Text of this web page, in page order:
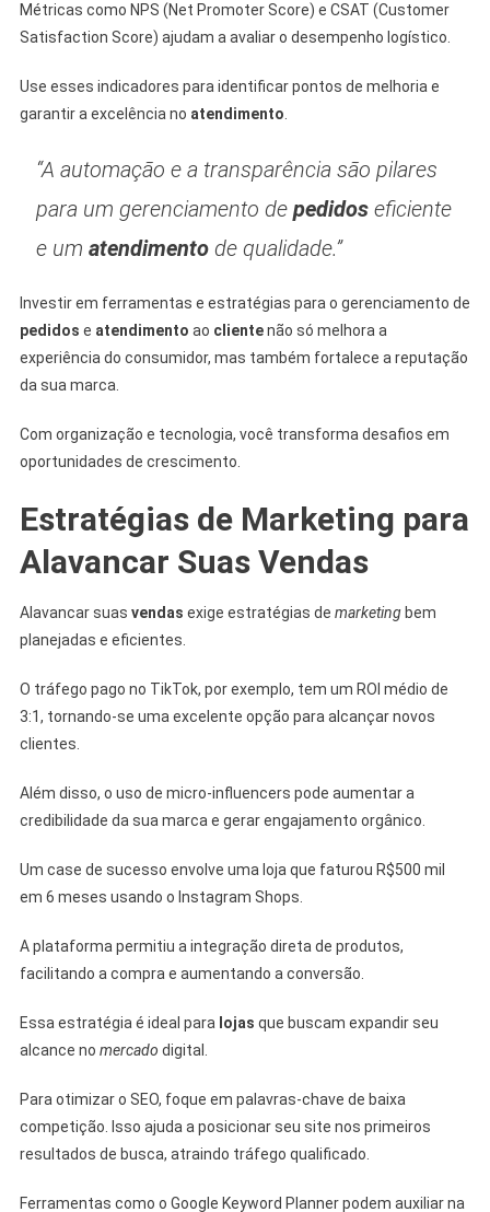
Métricas como NPS (Net Promoter Score) e CSAT (Customer
Satisfaction Score) ajudam a avaliar o desempenho logístico.
Use esses indicadores para identificar pontos de melhoria e
garantir a excelência no atendimento.
“A automação e a transparência são pilares
para um gerenciamento de pedidoseficiente
e um atendimentode qualidade.”
Investir em ferramentas e estratégias para o gerenciamento de
pedidos e atendimento ao clientenão só melhora a
experiência do consumidor, mas também fortalece a reputação
da sua marca.
Com organização e tecnologia, você transforma desafios em
oportunidades de crescimento.
Estratégias de Marketing para
Alavancar Suas Vendas
Alavancar suas vendas exige estratégias de marketingbem
planejadas e eficientes.
O tráfego pago no TikTok, por exemplo, tem um ROI médio de
3:1, tornando-se uma excelente opção para alcançar novos
clientes.
Além disso, o uso de micro-influencers pode aumentar a
credibilidade da sua marca e gerar engajamento orgânico.
Um case de sucesso envolve uma loja que faturou R$500 mil
em 6 meses usando o Instagram Shops.
A plataforma permitiu a integração direta de produtos,
facilitando a compra e aumentando a conversão.
Essa estratégia é ideal para lojas que buscam expandir seu
alcance no mercado digital.
Para otimizar o SEO, foque em palavras-chave de baixa
competição. Isso ajuda a posicionar seu site nos primeiros
resultados de busca, atraindo tráfego qualificado.
Ferramentas como o Google Keyword Planner podem auxiliar na